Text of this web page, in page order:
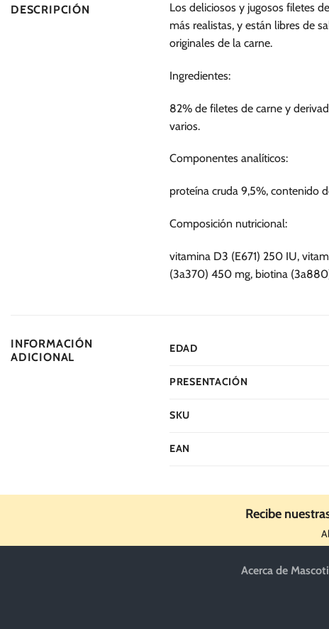
DESCRIPCIÓN
Los deliciosos y jugosos filetes
más realistas, y están libres de
originales de la carne.
Ingredientes:
82% de filetes de carne y
varios.
Componentes analíticos:
proteína cruda 9,5%, contenido
Composición nutricional:
vitamina D3 (E671) 250 IU,
(3a370) 450 mg, biotina
INFORMACIÓN
ADICIONAL
EDAD
PRESENTACIÓN
SKU
EAN
Recibe
Acerca de